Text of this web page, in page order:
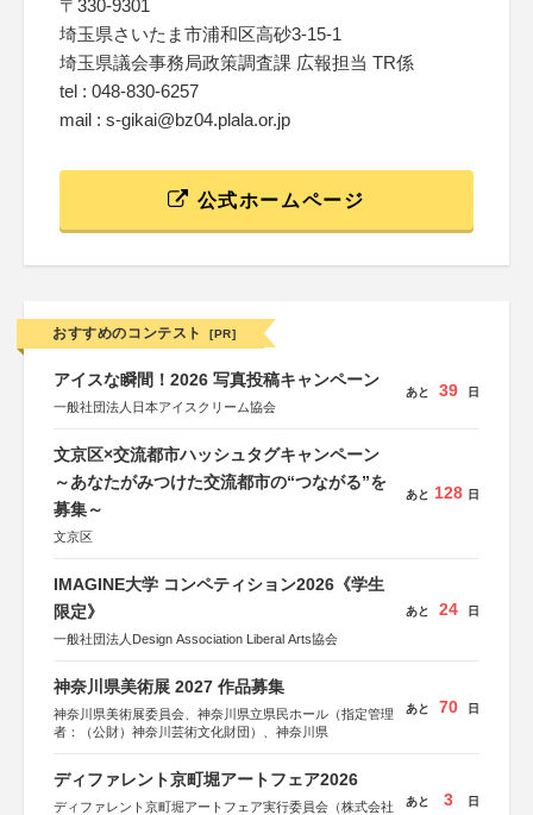
〒330-9301
埼玉県さいたま市浦和区高砂3-15-1
埼玉県議会事務局政策調査課 広報担当 TR係
tel : 048-830-6257
mail : s-gikai@bz04.plala.or.jp
公式ホームページ
おすすめのコンテスト [PR]
アイスな瞬間！2026 写真投稿キャンペーン
一般社団法人日本アイスクリーム協会
あと 39 日
文京区×交流都市ハッシュタグキャンペーン
～あなたがみつけた交流都市の“つながる”を
募集～
文京区
あと 128 日
IMAGINE大学 コンペティション2026《学生
限定》
一般社団法人Design Association Liberal Arts協会
あと 24 日
神奈川県美術展 2027 作品募集
神奈川県美術展委員会、神奈川県立県民ホール（指定管理
者：（公財）神奈川芸術文化財団）、神奈川県
あと 70 日
ディファレント京町堀アートフェア2026
ディファレント京町堀アートフェア実行委員会（株式会社
あと 3 日